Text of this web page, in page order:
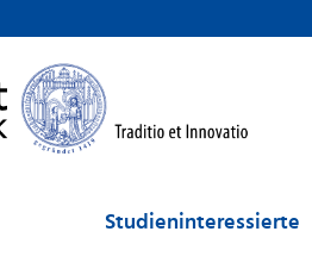
Studieninteressierte